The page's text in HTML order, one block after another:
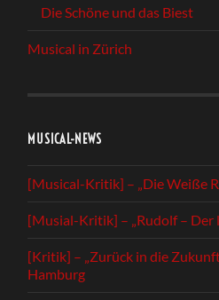
Die Schöne und das Biest
Musical in Zürich
MUSICAL-NEWS
[Musical-Kritik] – „Die Weiße
[Musial-Kritik] – „Rudolf – Der
[Kritik] – „Zurück in die
Hamburg